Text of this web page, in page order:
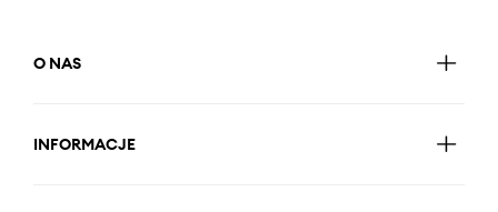
O NAS
INFORMACJE